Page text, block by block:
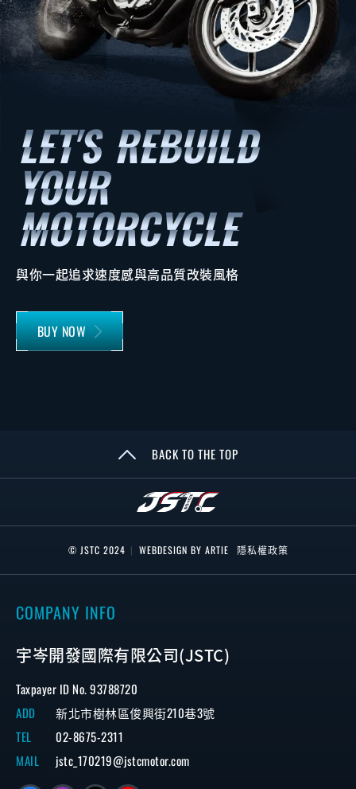
與你一起追求速度感與高品質改裝風格
BUY NOW
BACK TO THE TOP
© JSTC 2024 | WEBDESIGN BY ARTIE 隱私權政策
COMPANY INFO
宇岑開發國際有限公司(JSTC)
Taxpayer ID No. 93788720
ADD
新北市樹林區俊興街210巷3號
TEL
02-8675-2311
MAIL
jstc_170219@jstcmotor.com